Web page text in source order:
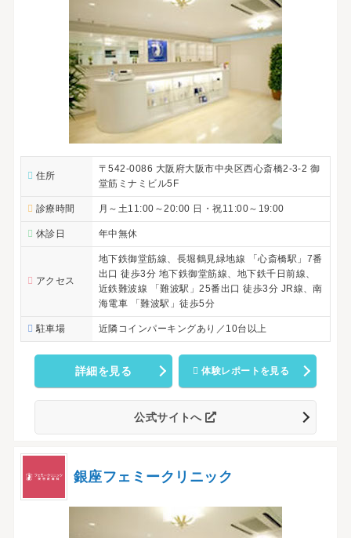
住所
〒542-0086 大阪府大阪市中央区西心斎橋2-3-2 御
堂筋ミナミビル5F
診療時間 月～土11:00～20:00 日・祝11:00～19:00
休診日 年中無休
アクセス
地下鉄御堂筋線、長堀鶴見緑地線 「心斎橋駅」7番
出口 徒歩3分 地下鉄御堂筋線、地下鉄千日前線、
近鉄難波線 「難波駅」25番出口 徒歩3分 JR線、南
海電車 「難波駅」徒歩5分
駐車場 近隣コインパーキングあり／10台以上
詳細を見る 体験レポートを見る
公式サイトへ
銀座フェミークリニック